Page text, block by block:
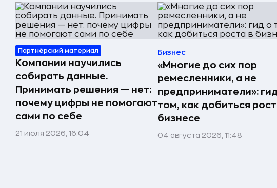
Партнёрский материал
Компании научились
собирать данные.
Принимать решения — нет:
почему цифры не помогают
сами по себе
21 июля 2026, 16:04
Бизнес
«Многие до сих пор
ремесленники, а не
предприниматели»:
том, как добиться
бизнесе
04 августа 2026, 11:48